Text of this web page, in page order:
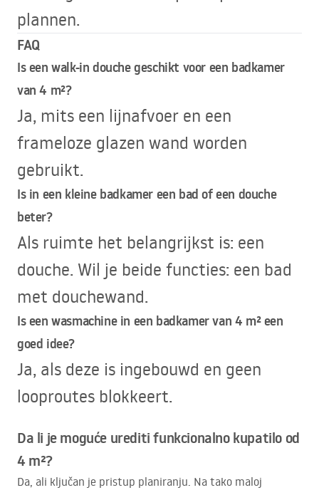
plannen.
FAQ
Is een walk-in douche geschikt voor een badkamer
van 4 m²?
Ja, mits een lijnafvoer en een
frameloze glazen wand worden
gebruikt.
Is in een kleine badkamer een bad of een douche
beter?
Als ruimte het belangrijkst is: een
douche. Wil je beide functies: een bad
met douchewand.
Is een wasmachine in een badkamer van 4 m² een
goed idee?
Ja, als deze is ingebouwd en geen
looproutes blokkeert.
Da li je moguće urediti funkcionalno kupatilo od
4 m²?
Da, ali ključan je pristup planiranju. Na tako maloj